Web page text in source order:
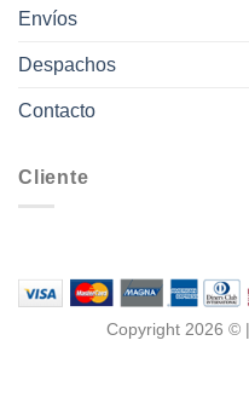
Envíos
Despachos
Contacto
Cliente
Copyright 2026 ©